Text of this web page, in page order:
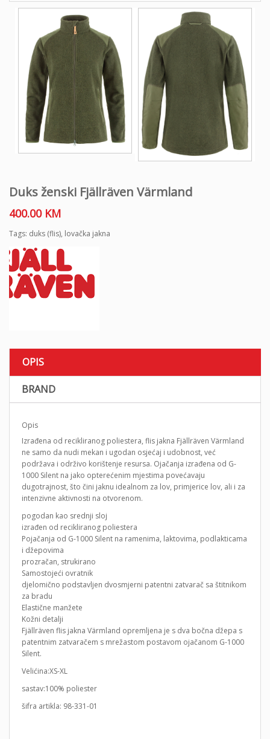
Duks ženski Fjällräven Värmland
400.00 KM
Tags: duks (flis), lovačka jakna
OPIS
BRAND
Opis
Izrađena od recikliranog poliestera, flis jakna Fjällräven Värmland
ne samo da nudi mekan i ugodan osjećaj i udobnost, već
podržava i održivo korištenje resursa. Ojačanja izrađena od G-
1000 Silent na jako opterećenim mjestima povećavaju
dugotrajnost, što čini jaknu idealnom za lov, primjerice lov, ali i za
intenzivne aktivnosti na otvorenom.
pogodan kao srednji sloj
izrađen od recikliranog poliestera
Pojačanja od G-1000 Silent na ramenima, laktovima, podlakticama
i džepovima
prozračan, strukirano
Samostojeći ovratnik
djelomično podstavljen dvosmjerni patentni zatvarač sa štitnikom
za bradu
Elastične manžete
Kožni detalji
Fjällräven flis jakna Värmland opremljena je s dva bočna džepa s
patentnim zatvaračem s mrežastom postavom ojačanom G-1000
Silent.
Velićina:XS-XL
sastav:100% poliester
šifra artikla: 98-331-01